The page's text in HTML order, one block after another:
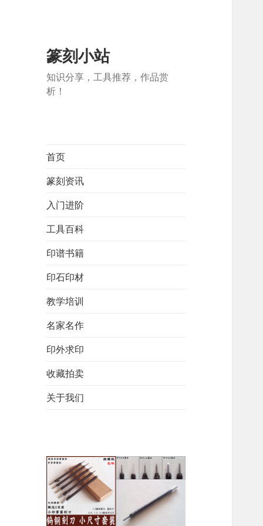
篆刻小站
知识分享，工具推荐，作品赏
析！
首页
篆刻资讯
入门进阶
工具百科
印谱书籍
印石印材
教学培训
名家名作
印外求印
收藏拍卖
关于我们